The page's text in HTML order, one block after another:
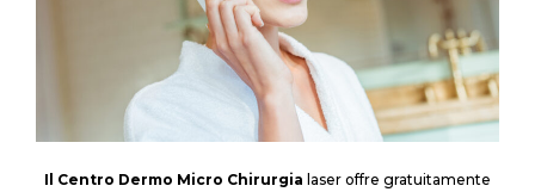
Il Centro Dermo Micro Chirurgia laser offre gratuitamente